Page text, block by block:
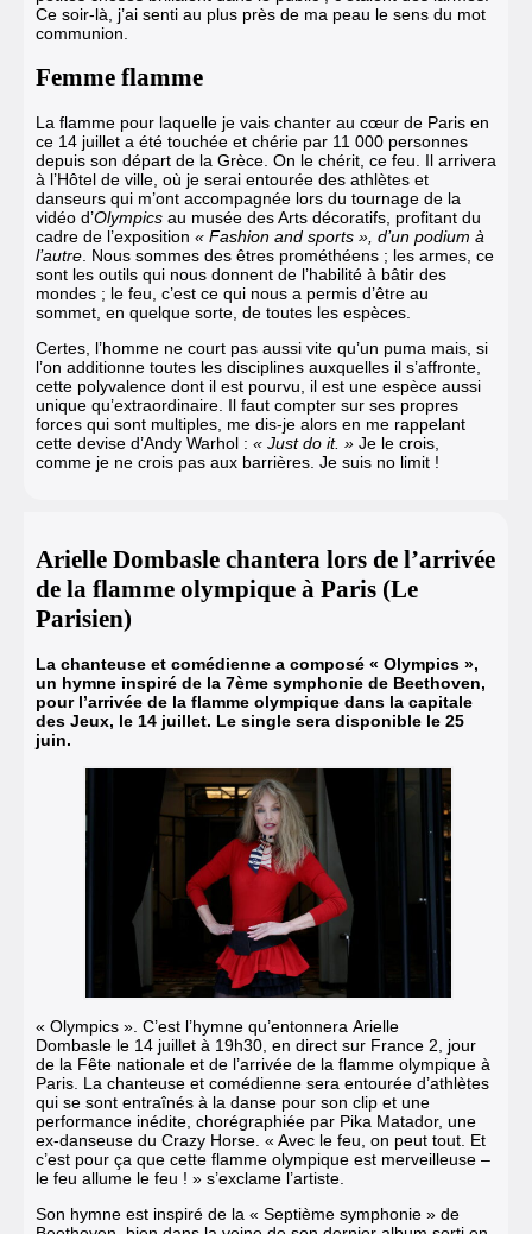
Ce soir-là, j’ai senti au plus près de ma peau le sens du mot
communion.
Femme flamme
La flamme pour laquelle je vais chanter au cœur de Paris en
ce 14 juillet a été touchée et chérie par 11 000 personnes
depuis son départ de la Grèce. On le chérit, ce feu. Il arrivera
à l’Hôtel de ville, où je serai entourée des athlètes et
danseurs qui m’ont accompagnée lors du tournage de la
vidéo d’Olympics au musée des Arts décoratifs, profitant du
cadre de l’exposition « Fashion and sports », d’un podium à
l’autre. Nous sommes des êtres prométhéens ; les armes, ce
sont les outils qui nous donnent de l’habilité à bâtir des
mondes ; le feu, c’est ce qui nous a permis d’être au
sommet, en quelque sorte, de toutes les espèces.
Certes, l’homme ne court pas aussi vite qu’un puma mais, si
l’on additionne toutes les disciplines auxquelles il s’affronte,
cette polyvalence dont il est pourvu, il est une espèce aussi
unique qu’extraordinaire. Il faut compter sur ses propres
forces qui sont multiples, me dis-je alors en me rappelant
cette devise d’Andy Warhol : « Just do it. » Je le crois,
comme je ne crois pas aux barrières. Je suis no limit !
Arielle Dombasle chantera lors de l’arrivée
de la flamme olympique à Paris (Le
Parisien)
La chanteuse et comédienne a composé « Olympics »,
un hymne inspiré de la 7ème symphonie de Beethoven,
pour l’arrivée de la flamme olympique dans la capitale
des Jeux, le 14 juillet. Le single sera disponible le 25
juin.
« Olympics ». C’est l’hymne qu’entonnera Arielle
Dombasle le 14 juillet à 19h30, en direct sur France 2, jour
de la Fête nationale et de l’arrivée de la flamme olympique à
Paris. La chanteuse et comédienne sera entourée d’athlètes
qui se sont entraînés à la danse pour son clip et une
performance inédite, chorégraphiée par Pika Matador, une
ex-danseuse du Crazy Horse. « Avec le feu, on peut tout. Et
c’est pour ça que cette flamme olympique est merveilleuse –
le feu allume le feu ! » s’exclame l’artiste.
Son hymne est inspiré de la « Septième symphonie » de